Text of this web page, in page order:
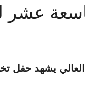
العالي يشهد حفل